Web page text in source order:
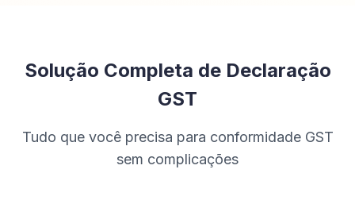
Solução Completa de Declaração
GST
Tudo que você precisa para conformidade GST
sem complicações